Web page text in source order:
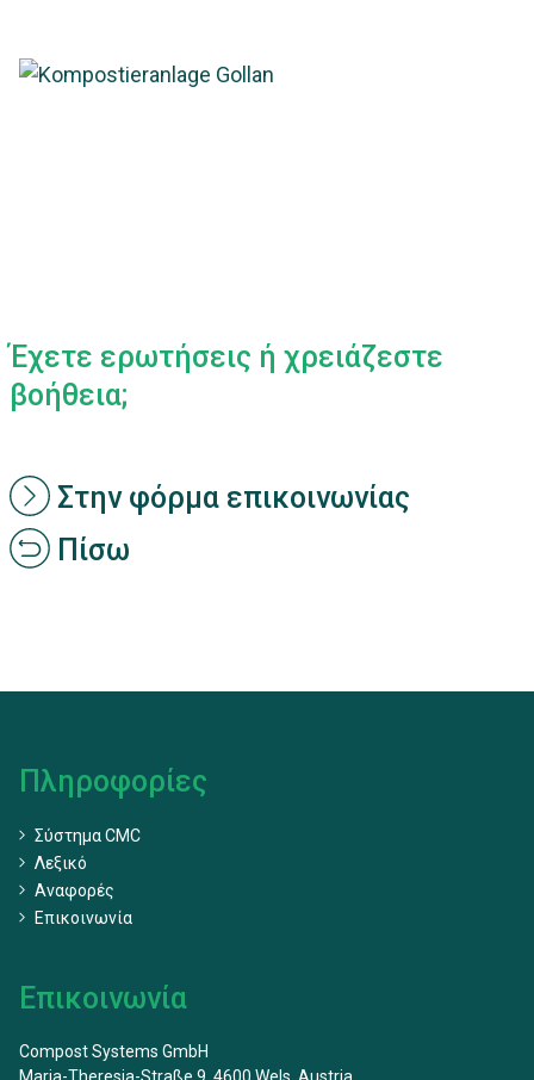
Έχετε ερωτήσεις ή χρειάζεστε
βοήθεια;
Στην φόρμα επικοινωνίας
Πίσω
Πληροφορίες
Σύστημα CMC
Λεξικό
Αναφορές
Επικοινωνία
Επικοινωνία
Compost Systems GmbH
Maria-Theresia-Straße 9, 4600 Wels, Austria